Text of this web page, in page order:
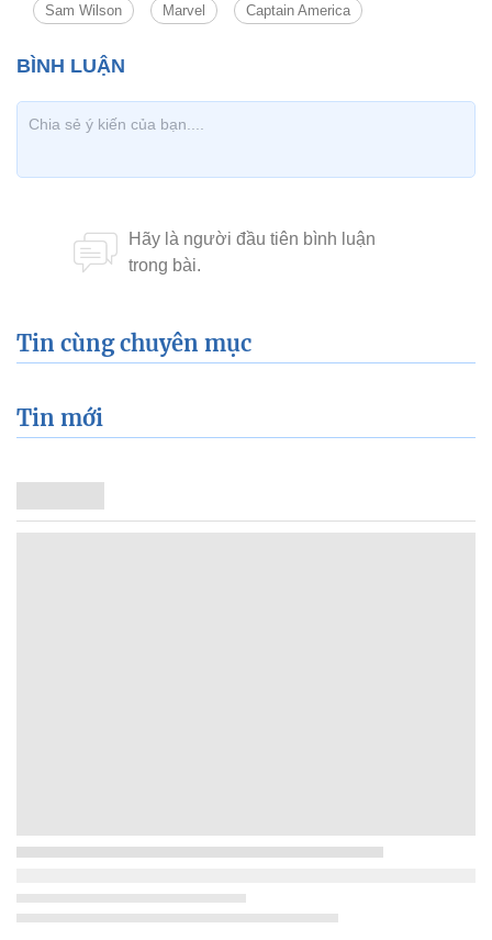
Sam Wilson Marvel Captain America
Tin cùng chuyên mục
Tin mới